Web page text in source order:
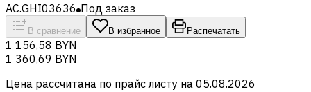
AC.GHI03636 Под заказ
В сравнение В избранное Распечатать
1 156,58 BYN
1 360,69 BYN
Цена рассчитана по прайс листу на 05.08.2026